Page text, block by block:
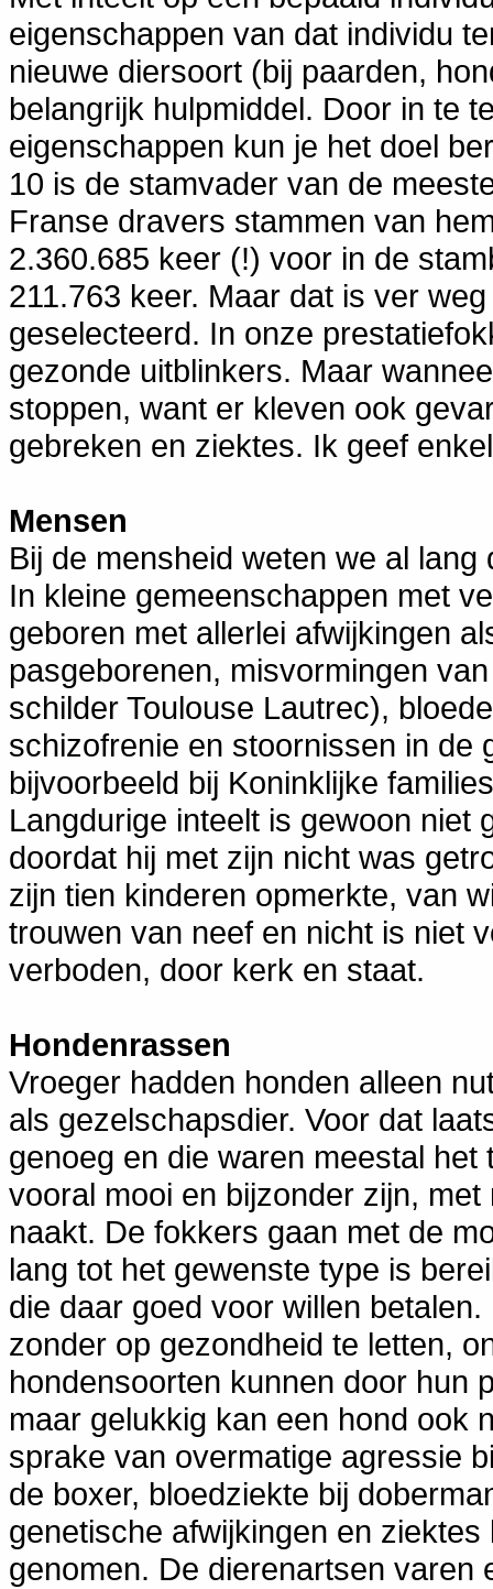
eigenschappen van dat individu
nieuwe diersoort (bij paarden,
belangrijk hulpmiddel. Door in te
eigenschappen kun je het doel
10 is de stamvader van de
Franse dravers stammen van
2.360.685 keer (!) voor in de
211.763 keer. Maar dat is ver
geselecteerd. In onze
gezonde uitblinkers. Maar
stoppen, want er kleven ook
gebreken en ziektes. Ik geef
Mensen
Bij de mensheid weten we al
In kleine gemeenschappen met
geboren met allerlei afwijkingen
pasgeborenen, misvormingen
schilder Toulouse Lautrec),
schizofrenie en stoornissen in de
bijvoorbeeld bij Koninklijke
Langdurige inteelt is gewoon niet
doordat hij met zijn nicht was
zijn tien kinderen opmerkte, van
trouwen van neef en nicht is niet
verboden, door kerk en staat.
Hondenrassen
Vroeger hadden honden alleen
als gezelschapsdier. Voor dat
genoeg en die waren meestal
vooral mooi en bijzonder zijn,
naakt. De fokkers gaan met de
lang tot het gewenste type is
die daar goed voor willen
zonder op gezondheid te letten,
hondensoorten kunnen door hun
maar gelukkig kan een hond ook
sprake van overmatige agressie
de boxer, bloedziekte bij
genetische afwijkingen en
genomen. De dierenartsen varen